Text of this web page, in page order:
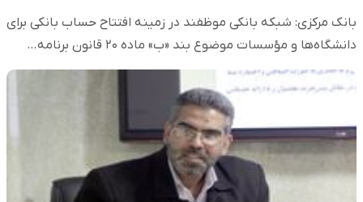
بانک مرکزی: شبکه بانکی موظفند در زمینه افتتاح حساب بانکی برای
دانشگاه‌ها و مؤسسات موضوع بند «ب» ماده ۲۰ قانون برنامه…